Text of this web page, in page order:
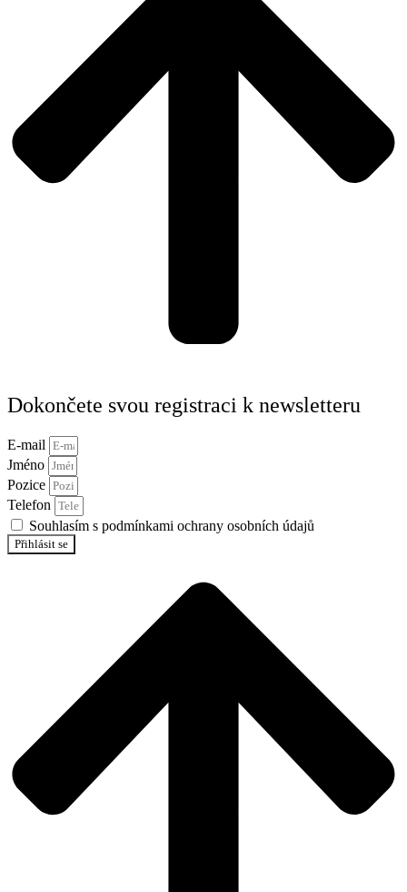
Dokončete svou registraci k newsletteru
E-mail
Jméno
Pozice
Telefon
Souhlasím s podmínkami ochrany osobních údajů
Přihlásit se